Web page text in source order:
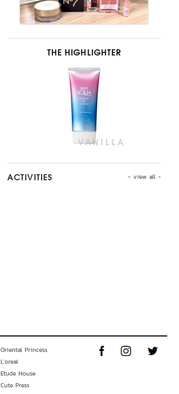
THE HIGHLIGHTER
- view all -
ACTIVITIES
Oriental Princess
L'oreal
Etude House
Cute Press